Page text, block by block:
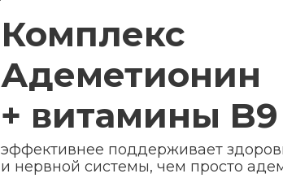
Комплекс
Адеметионин
+ витамины B9
эффективнее поддерживает
и нервной системы, чем просто